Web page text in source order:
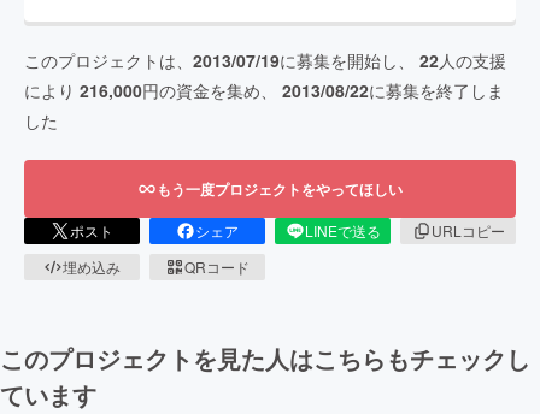
このプロジェクトは、 2013/07/19に募集を開始し、 22人の支援
により 216,000円の資金を集め、 2013/08/22に募集を終了しま
した
もう一度プロジェクトをやってほしい
ポスト シェア LINEで送る
URLコピー
埋め込み
QRコード
このプロジェクトを見た人はこちらもチェックし
ています